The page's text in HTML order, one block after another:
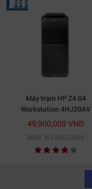
Máy trạm HP Z4 G4
Workstation 4HJ20AV
49,900,000 VNĐ
MSP: NY-4HJ20AV